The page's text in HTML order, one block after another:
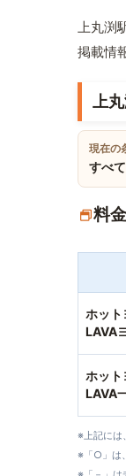
上丸渕
掲載情
上
現在の
すべ
料
ホット
LAVA
ホット
LAVA
※上記には
※「○」は